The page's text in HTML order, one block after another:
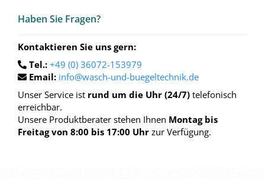
Haben Sie Fra­gen?
Kontaktieren Sie uns gern:
Tel.: +49 (0) 36072-153979
Email: info@wasch-und-buegeltechnik.de
Unser Service ist rund um die Uhr (24/7) telefonisch
erreichbar.
Unsere Produktberater stehen Ihnen Montag bis
Freitag von 8:00 bis 17:00 Uhr zur Verfügung.